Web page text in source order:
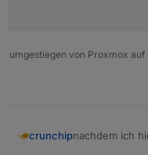
umgestiegen von Proxmox auf
crunchipnachdem ich